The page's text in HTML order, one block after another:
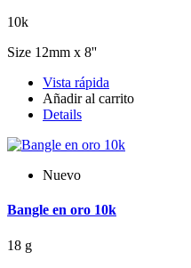
10k
Size 12mm x 8''
Vista rápida
Añadir al carrito
Details
Nuevo
Bangle en oro 10k
18 g